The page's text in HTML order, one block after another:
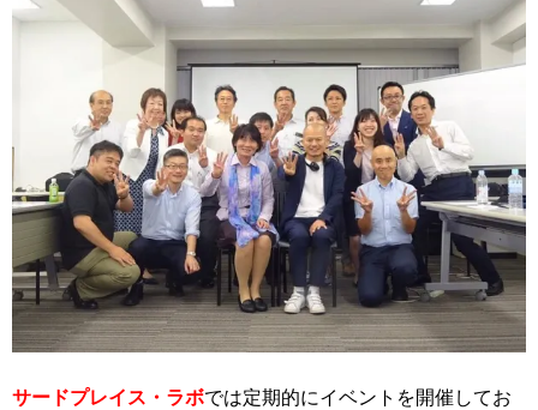
サードプレイス・ラボでは定期的にイベントを開催してお